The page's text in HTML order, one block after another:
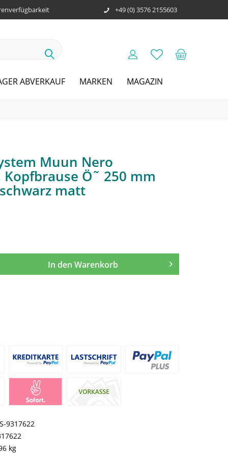
+49 (0) 3576 2155603
ABVERKAUF MARKEN MAGAZIN
Muun Nero
Ö˜ 250 mm
matt
In den Warenkorb
9317622
kg